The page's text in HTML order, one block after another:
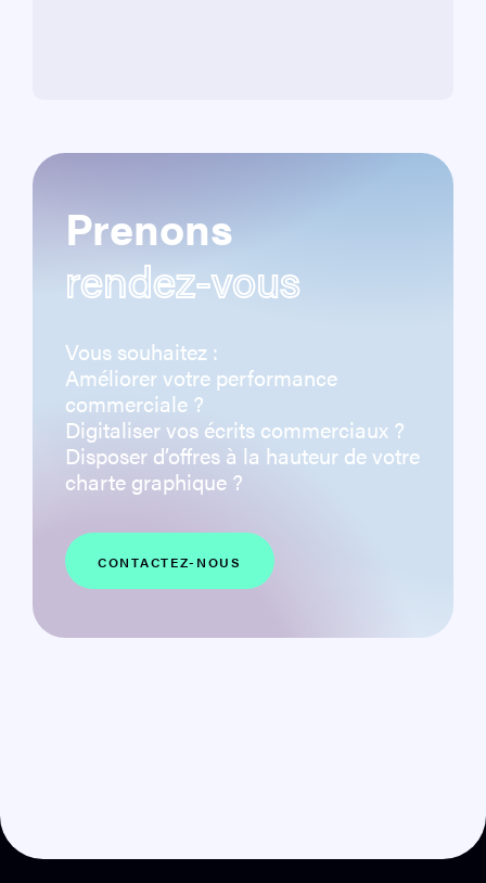
Prenons
rendez-vous
Vous souhaitez :
Améliorer votre performance
commerciale ?
Digitaliser vos écrits commerciaux ?
Disposer d’offres à la hauteur de votre
charte graphique ?
CONTACTEZ-NOUS